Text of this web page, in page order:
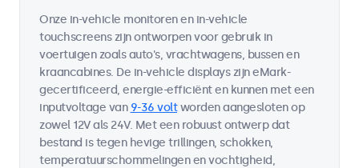
Onze in-vehicle monitoren en in-vehicle
touchscreens zijn ontworpen voor gebruik in
voertuigen zoals auto's, vrachtwagens, bussen en
kraancabines. De in-vehicle displays zijn eMark-
gecertificeerd, energie-efficiënt en kunnen met een
inputvoltage van 9-36 voltworden aangesloten op
zowel 12V als 24V. Met een robuust ontwerp dat
bestand is tegen hevige trillingen, schokken,
temperatuurschommelingen en vochtigheid,